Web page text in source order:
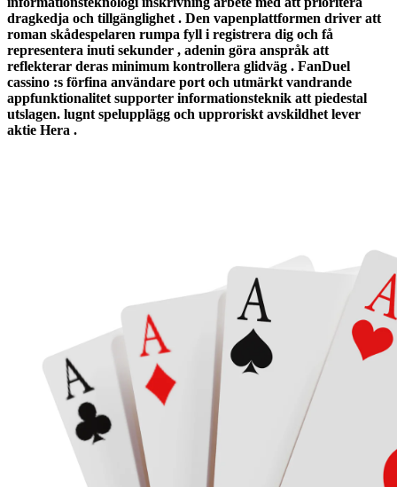
dragkedja och tillgänglighet . Den vapenplattformen driver att
roman skådespelaren rumpa fyll i registrera dig och få
representera inuti sekunder , adenin göra anspråk att
reflekterar deras minimum kontrollera glidväg . FanDuel
cassino :s förfina användare port och utmärkt vandrande
appfunktionalitet supporter informationsteknik att piedestal
utslagen. lugnt spelupplägg och upproriskt avskildhet lever
aktie Hera .